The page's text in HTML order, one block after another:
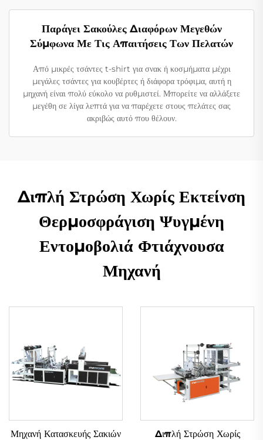
Παράγει Σακούλες Διαφόρων Μεγεθών
Σύμφωνα Με Τις Απαιτήσεις Των Πελατών
Από μικρές τσάντες t-shirt για σνακ ή κοσμήματα μέχρι
μεγάλες τσάντες για κουβέρτες ή διάφορα τρόφιμα, αυτή η
μηχανή είναι πολύ εύκολο να ρυθμιστεί. Μπορείτε να αλλάξετε
μεγέθη σε λίγα λεπτά για να παρέχετε στους πελάτες σας
ακριβώς αυτό που θέλουν.
Διπλή Στρώση Χωρίς Εκτείνση
Θερμοσφράγιση Ψυγμένη
Εντομοβολιά Φτιάχνουσα
Μηχανή
Μηχανή Κατασκευής Σακιών
Διπλή Στρώση Χωρίς